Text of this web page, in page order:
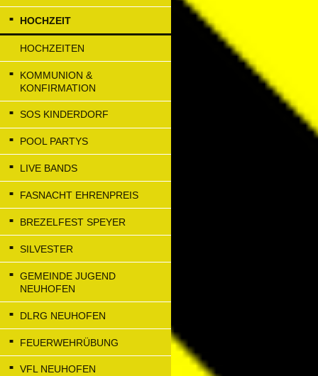
HOCHZEIT
HOCHZEITEN
KOMMUNION &
KONFIRMATION
SOS KINDERDORF
POOL PARTYS
LIVE BANDS
FASNACHT EHRENPREIS
BREZELFEST SPEYER
SILVESTER
GEMEINDE JUGEND
NEUHOFEN
DLRG NEUHOFEN
FEUERWEHRÜBUNG
VFL NEUHOFEN